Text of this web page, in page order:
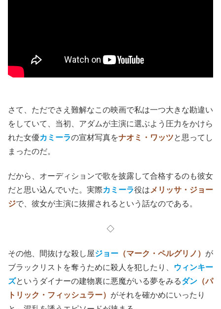
さて、ただでさえ難解なこの映画で私は一つ大きな勘違い
をしていて、当初、アダムが主演に選ぶよう圧力をかけら
れた女優カミーラの宣材写真をナオミ・ワッツと思ってし
まったのだ。
だから、オーディションで歌を披露して合格するのも彼女
だと思い込んでいた。実際カミーラ役は メリッサ・ジョー
ジで、彼女が主演に抜擢されるという話なのである。
◇
その他、間抜けな殺し屋ジョー （マーク・ペルグリノ） が
ブラックリストを奪うために殺人を犯したり、
ウィンキー
ズというダイナーの建物裏に悪魔がいる夢をみるダン （パ
トリック・フィッシュラー） がそれを確かめにいったり